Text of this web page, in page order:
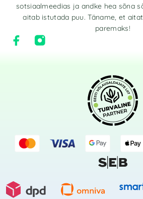
sotsiaalmeedias ja andke hea sõna
aitab istutada puu. Täname, et
paremaks!